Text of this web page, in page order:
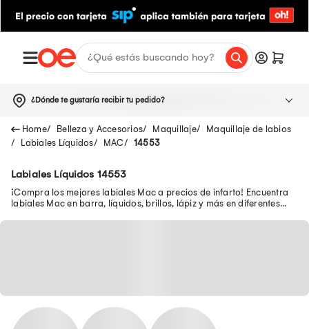
¿Dónde te gustaría recibir tu pedido?
Belleza y Accesorios Maquillaje
Maquillaje de labios
Labiales Líquidos
MAC 14553
Labiales Líquidos 14553
¡Compra los mejores labiales Mac a precios de infarto! Encuentra
labiales Mac en barra, líquidos, brillos, lápiz y más en diferentes